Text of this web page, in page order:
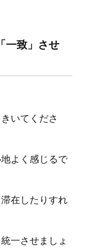
一致」させ
いてくださ
よく感じるで
在したりすれ
一させましょ